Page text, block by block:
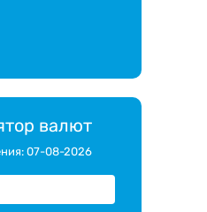
валют
07-08-2026